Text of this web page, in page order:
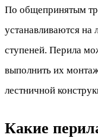
По общепринятым
устанавливаются
ступеней. Перила
выполнить их
лестничной
Какие